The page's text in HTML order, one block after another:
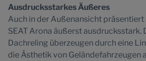
Ausdrucksstarkes Äußeres
Auch in der Außenansicht präsentiert
SEAT Arona äußerst ausdrucksstark.
Dachreling überzeugen durch eine
die Ästhetik von Geländefahrzeugen